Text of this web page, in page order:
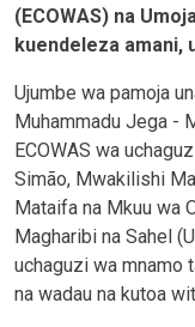
(ECOWAS) na
kuendeleza amani,
Ujumbe wa pamoja
Muhammadu Jega -
ECOWAS wa
Simão, Mwakilishi
Mataifa na Mkuu wa
Magharibi na Sahel
uchaguzi wa mnamo
na wadau na kutoa